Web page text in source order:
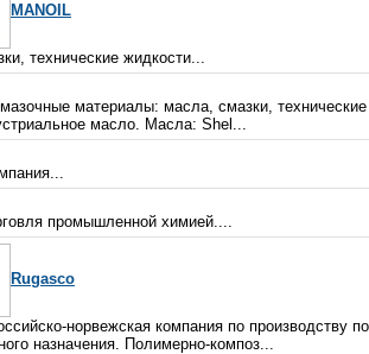
MANOIL
технические жидкости...
материалы: масла, смазки,
масло. Масла: Shel...
промышленной химией....
Rugasco
норвежская компания по производству
назначения. Полимерно-композ...